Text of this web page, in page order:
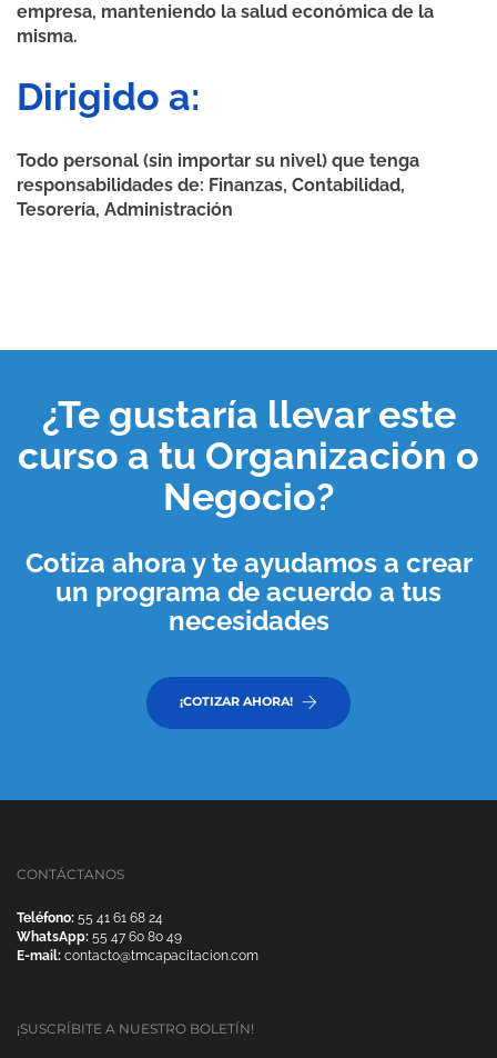
empresa, manteniendo la salud económica de la
misma.
Dirigido a:
Todo personal (sin importar su nivel) que tenga
responsabilidades de: Finanzas, Contabilidad,
Tesorería, Administración
¿Te gustaría llevar este
curso a tu Organización o
Negocio?
Cotiza ahora y te ayudamos a crear
un programa de acuerdo a tus
necesidades
¡COTIZAR AHORA!
CONTÁCTANOS
Teléfono: 55 41 61 68 24
WhatsApp: 55 47 60 80 49
E-mail: contacto@tmcapacitacion.com
¡SUSCRÍBITE A NUESTRO BOLETÍN!